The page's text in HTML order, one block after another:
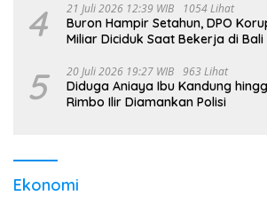
4 21 Juli 2026 12:39 WIB 1054 Lihat
Buron Hampir Setahun, DPO
Miliar Diciduk Saat Bekerja di Bali
5 20 Juli 2026 19:27 WIB 963 Lihat
Diduga Aniaya Ibu Kandung
Rimbo Ilir Diamankan Polisi
Ekonomi